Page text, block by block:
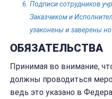
Подписи сотрудников
Заказчиком и
узаконены и заверены
ОБЯЗАТЕЛЬСТВА
Принимая во внимание,
должны проводиться
ведь это указано в